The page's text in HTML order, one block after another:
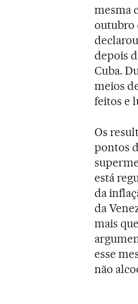
mesma
outubro
depois
Cuba.
meios
feitos e
Os
pontos
está
da
da
mais
esse
não